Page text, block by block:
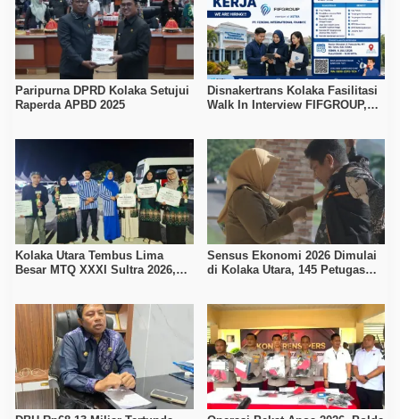
Paripurna DPRD Kolaka Setujui
Raperda APBD 2025
Disnakertrans Kolaka Fasilitasi
Walk In Interview FIFGROUP,
Kolaka Utara Tembus Lima
Besar MTQ XXXI Sultra 2026,
Sensus Ekonomi 2026 Dimulai
di Kolaka Utara, 145 Petugas